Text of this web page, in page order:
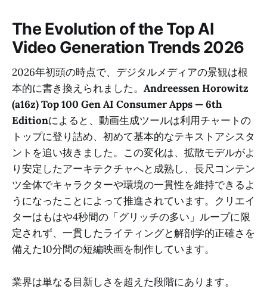
The Evolution of the Top AI
Video Generation Trends 2026
2026年初頭の時点で、デジタルメディアの景観は根
本的に書き換えられました。 Andreessen Horowitz
(a16z) Top 100 Gen AI Consumer Apps — 6th
Editionによると、動画生成ツールは利用チャートの
トップに登り詰め、初めて基本的なテキストアシスタ
ントを追い抜きました。この変化は、拡散モデルがよ
り安定したアーキテクチャへと成熟し、長尺コンテン
ツ全体でキャラクターや環境の一貫性を維持できるよ
うになったことによって推進されています。クリエイ
ターはもはや4秒間の「グリッチの多い」ループに限
定されず、一貫したライティングと解剖学的正確さを
備えた10分間の短編映画を制作しています。
業界は単なる目新しさを超えた段階にあります。